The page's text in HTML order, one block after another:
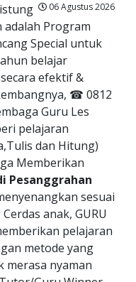
06 Agustus 2026
adalah Program
Special untuk
belajar
efektif &
☎ 0812
Guru Les
pelajaran
dan Hitung)
Memberikan
Pesanggrahan
sesuai
anak, GURU
pelajaran
metode yang
merasa nyaman